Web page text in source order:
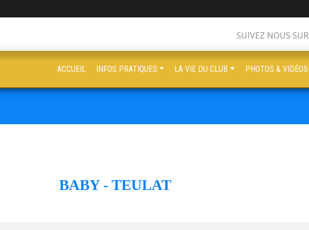
BABY - TEULAT
SUIVEZ NOUS SUR
ACCUEIL INFOS PRATIQUES LA VIE DU CLUB PHOTOS & VIDÉOS